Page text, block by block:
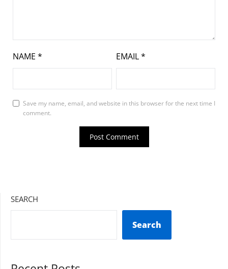
NAME * EMAIL*
Save my name, email, and website in this browser for the next time I
comment.
SEARCH
Search